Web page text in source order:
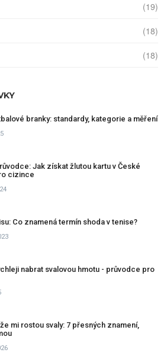
(19)
(18)
(18)
branky: standardy, kategorie a měření
Jak získat žlutou kartu v České
cizince
Co znamená termín shoda v tenise?
nabrat svalovou hmotu - průvodce pro
mi rostou svaly: 7 přesných znamení,